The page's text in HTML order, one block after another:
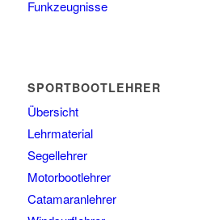
Funkzeugnisse
SPORTBOOTLEHRER
Übersicht
Lehrmaterial
Segellehrer
Motorbootlehrer
Catamaranlehrer